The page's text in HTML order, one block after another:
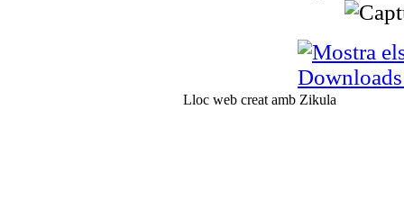
Lloc web creat amb Zikula